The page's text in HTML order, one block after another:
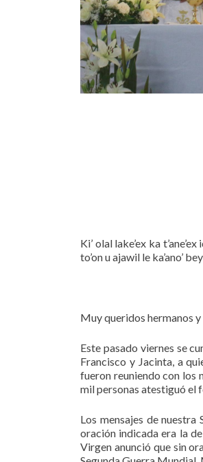
Ki’ olal lake’ex ka
to’on u ajawil le ka’ano’
Muy queridos hermanos y
Este pasado viernes se
Francisco y Jacinta, a
fueron reuniendo con los
mil personas atestiguó el
Los mensajes de
oración indicada era la
Virgen anunció que sin